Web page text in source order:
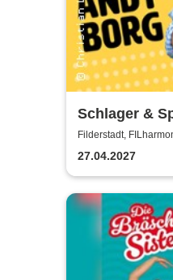
Schlager &
Borg und
Filderstadt,
27.04.2027